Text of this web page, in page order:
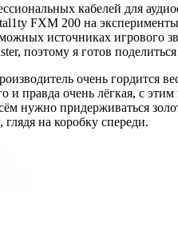
кабелей для
FXM 200 на
источниках
поэтому я готов
очень гордится
правда очень лёгкая, с
нужно придерживаться
на коробку спереди.